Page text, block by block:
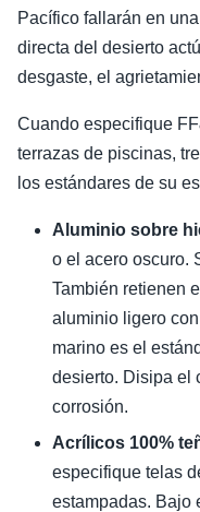
Pacífico fallarán en
directa del desierto
desgaste, el
Cuando especifique
terrazas de piscinas,
los estándares de su
Aluminio sobre
o el acero oscuro.
También retienen
aluminio ligero
marino es el
desierto. Disipa el
corrosión.
Acrílicos 100%
especifique telas
estampadas. Bajo